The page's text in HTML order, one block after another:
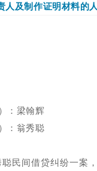
及制作证明材料
：梁翰辉
：翁秀聪
民间借贷纠纷一案